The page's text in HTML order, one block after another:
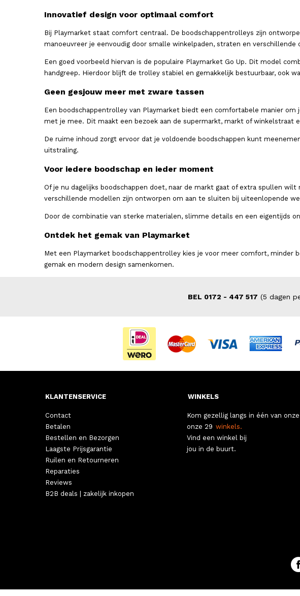
Innovatief design voor optimaal comfort
Bij Playmarket staat comfort centraal. De boodschappentrolleys zijn
manoeuvreer je eenvoudig door smalle winkelpaden, straten en verschillende
Een goed voorbeeld hiervan is de populaire Playmarket Go Up. Dit model
handgreep. Hierdoor blijft de trolley stabiel en gemakkelijk bestuurbaar, ook
Geen gesjouw meer met zware tassen
Een boodschappentrolley van Playmarket biedt een comfortabele manier
met je mee. Dit maakt een bezoek aan de supermarkt, markt of winkelstraat
De ruime inhoud zorgt ervoor dat je voldoende boodschappen kunt
uitstraling.
Voor iedere boodschap en ieder moment
Of je nu dagelijks boodschappen doet, naar de markt gaat of extra spullen
verschillende modellen zijn ontworpen om aan te sluiten bij uiteenlopende
Door de combinatie van sterke materialen, slimme details en een eigentijds
Ontdek het gemak van Playmarket
Met een Playmarket boodschappentrolley kies je voor meer comfort, minder
gemak en modern design samenkomen.
BEL 0172 - 447 517 (5 dagen
KLANTENSERVICE
Contact
Betalen
Bestellen en Bezorgen
Laagste Prijsgarantie
Ruilen en Retourneren
Reparaties
Reviews
B2B deals | zakelijk inkopen
WINKELS
Kom gezellig langs in één van onze
onze 29 winkels.
Vind een winkel bij
jou in de buurt.